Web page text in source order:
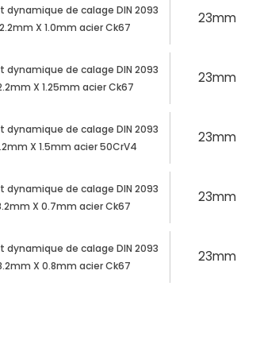
dynamique de calage DIN 2093
X 1.0mm acier Ck67
23mm
dynamique de calage DIN 2093
X 1.25mm acier Ck67
23mm
dynamique de calage DIN 2093
X 1.5mm acier 50CrV4
23mm
dynamique de calage DIN 2093
X 0.7mm acier Ck67
23mm
dynamique de calage DIN 2093
X 0.8mm acier Ck67
23mm